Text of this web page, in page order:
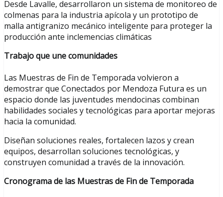
Desde Lavalle, desarrollaron un sistema de monitoreo de
colmenas para la industria apícola y un prototipo de
malla antigranizo mecánico inteligente para proteger la
producción ante inclemencias climáticas
Trabajo que une comunidades
Las Muestras de Fin de Temporada volvieron a
demostrar que Conectados por Mendoza Futura es un
espacio donde las juventudes mendocinas combinan
habilidades sociales y tecnológicas para aportar mejoras
hacia la comunidad.
Diseñan soluciones reales, fortalecen lazos y crean
equipos, desarrollan soluciones tecnológicas, y
construyen comunidad a través de la innovación.
Cronograma de las Muestras de Fin de Temporada